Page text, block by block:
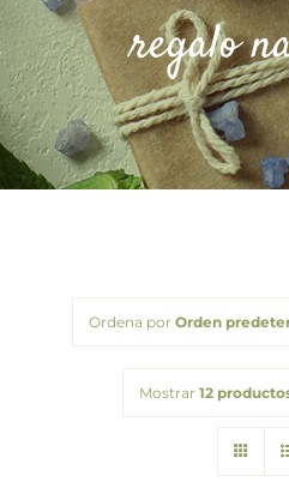
Corporal
Mascotas
Barba
Packs regalo
regalo
Ordena por Orden
Mostrar 12